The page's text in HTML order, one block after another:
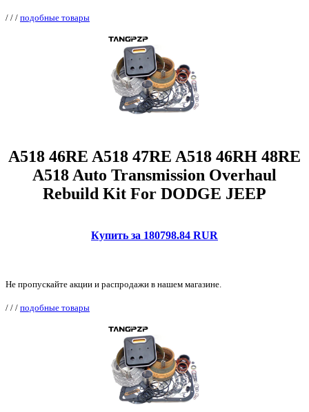
/ / / подобные товары
A518 46RE A518 47RE A518 46RH 48RE
A518 Auto Transmission Overhaul
Rebuild Kit For DODGE JEEP
Купить за 180798.84 RUR
Не пропускайте акции и распродажи в нашем магазине.
/ / / подобные товары